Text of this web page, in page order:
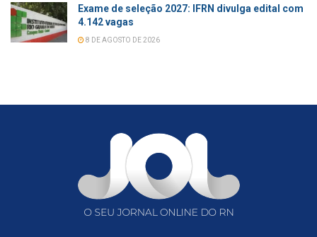
Exame de seleção 2027: IFRN divulga edital com
4.142 vagas
8 DE AGOSTO DE 2026